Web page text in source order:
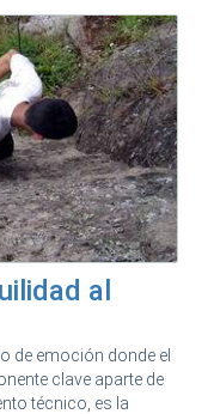
al
de emoción donde el
clave aparte de
técnico, es la